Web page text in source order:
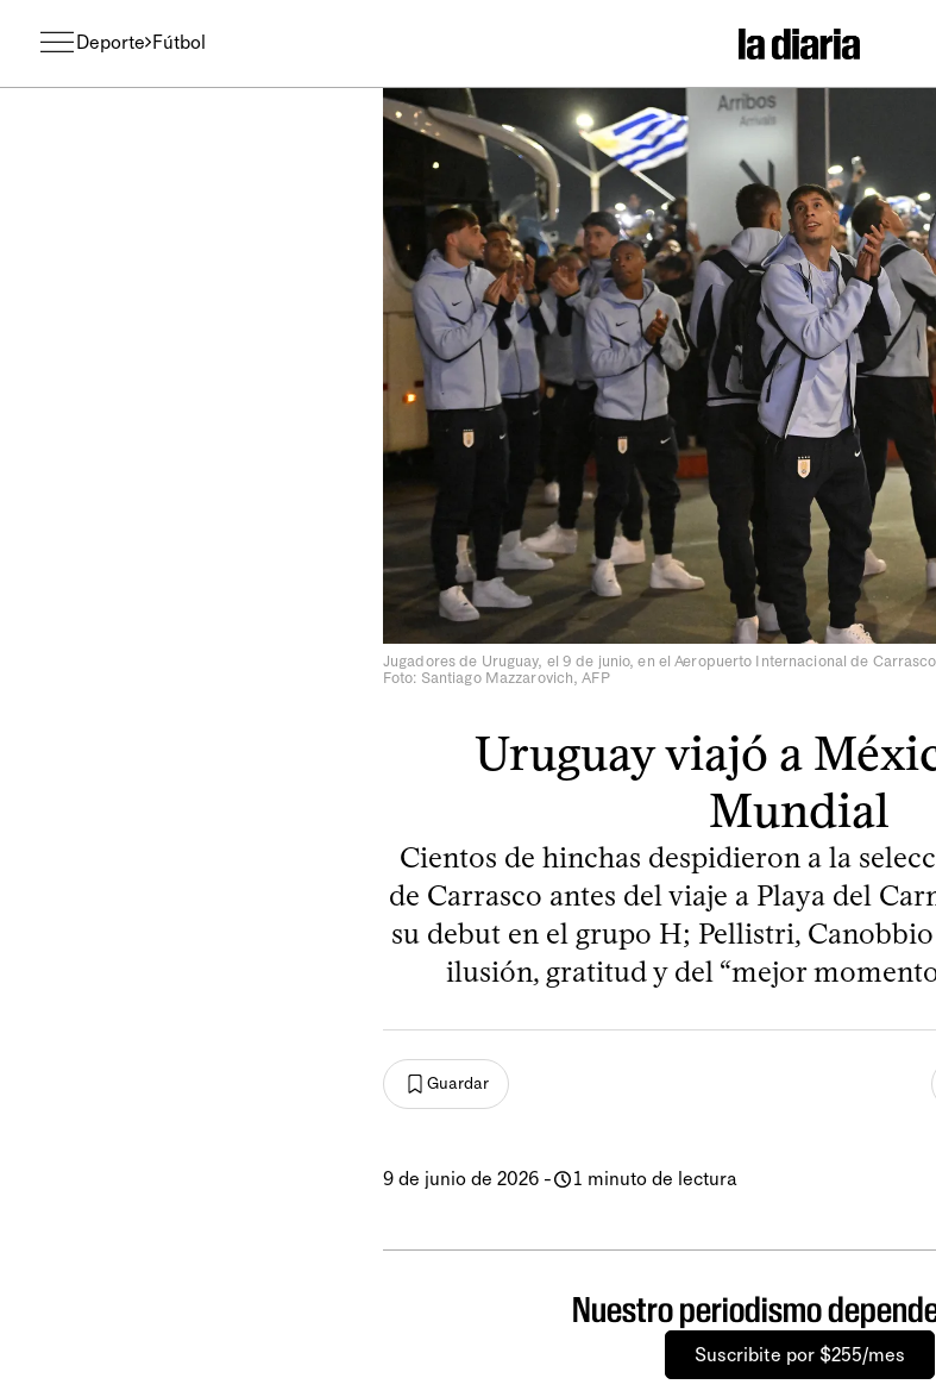
Deporte Fútbol
Jugadores de Uruguay, el 9 de junio, en el Aeropuerto Internacional de Carrasco.
Foto: Santiago Mazzarovich, AFP
Uruguay viajó a
Mundial
Cientos de hinchas despidieron a la
de Carrasco antes del viaje a Playa del
su debut en el grupo H; Pellistri,
ilusión, gratitud y del “mejor
Guardar
9 de junio de 2026 - 1 minuto de lectura
Nuestro periodismo
Suscribite por $255/mes